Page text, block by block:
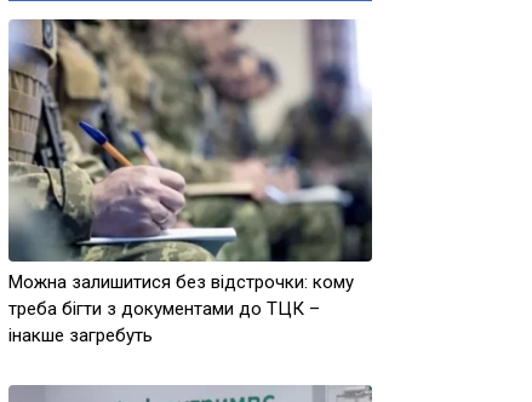
Можна залишитися без відстрочки: кому
треба бігти з документами до ТЦК –
інакше загребуть